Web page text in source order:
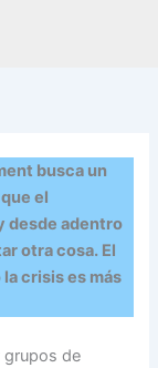
busca un
el
desde adentro
otra cosa. El
crisis es más
grupos de